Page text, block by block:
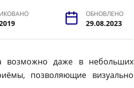
ОБНОВЛЕНО
29.08.2023
возможно даже в небольших
позволяющие визуально